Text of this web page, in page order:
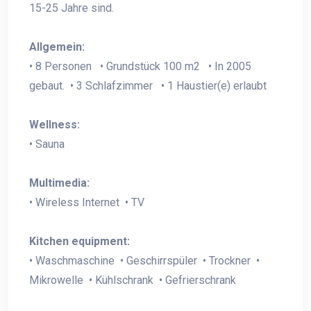
15-25 Jahre sind.
Allgemein:
• 8 Personen • Grundstück 100 m2 • In 2005
gebaut. • 3 Schlafzimmer • 1 Haustier(e) erlaubt
Wellness:
• Sauna
Multimedia:
• Wireless Internet • TV
Kitchen equipment:
• Waschmaschine • Geschirrspüler • Trockner •
Mikrowelle • Kühlschrank • Gefrierschrank